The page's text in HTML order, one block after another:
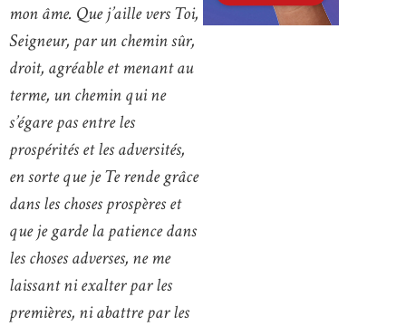
mon âme. Que j’aille vers Toi,
Seigneur, par un chemin sûr,
droit, agréable et menant au
terme, un chemin qui ne
s’égare pas entre les
prospérités et les adversités,
en sorte que je Te rende grâce
dans les choses prospères et
que je garde la patience dans
les choses adverses, ne me
laissant ni exalter par les
premières, ni abattre par les